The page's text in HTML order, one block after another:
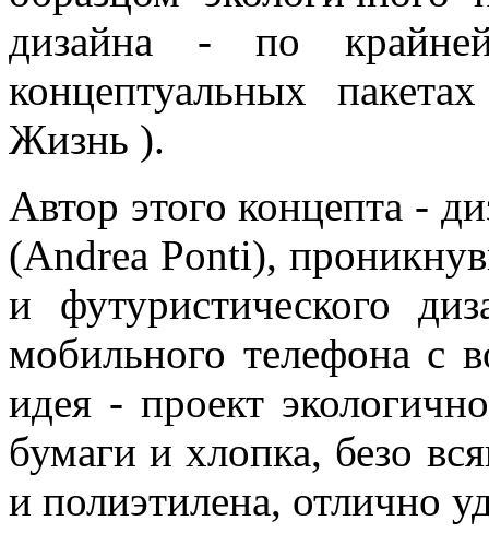
дизайна - по
концептуальных
Жизнь ).
Автор этого концепта -
(Andrea Ponti),
и футуристического
мобильного телефона с
идея - проект
бумаги и хлопка, безо
и полиэтилена, отлично